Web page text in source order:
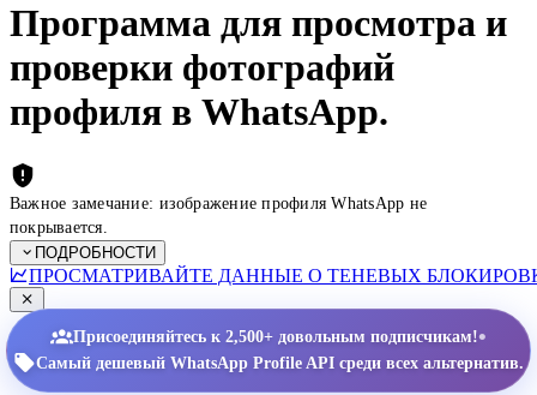
Программа для просмотра и
проверки фотографий
профиля в WhatsApp.
Важное замечание: изображение профиля WhatsApp не
покрывается.
ПОДРОБНОСТИ
ПРОСМАТРИВАЙТЕ ДАННЫЕ О ТЕНЕВЫХ
Присоединяйтесь к 2,500+ довольным подписчикам!•
Самый дешевый WhatsApp Profile API среди всех альтернатив.